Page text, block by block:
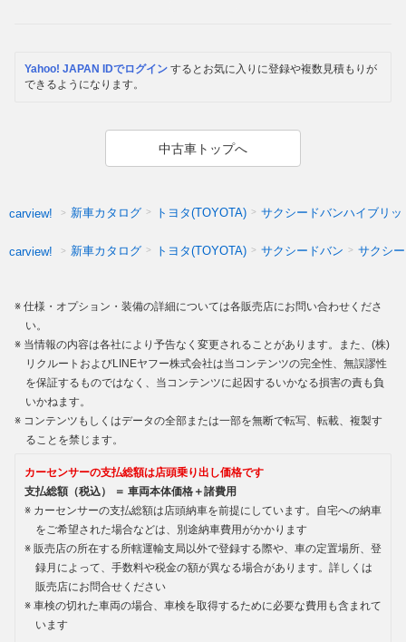
Yahoo! JAPAN IDでログイン するとお気に入りに登録や複数見積もりが
できるようになります。
中古車トップへ
carview! 新車カタログ トヨタ(TOYOTA) サクシードバンハイブリッ
carview! 新車カタログ トヨタ(TOYOTA) サクシードバン サクシ
仕様・オプション・装備の詳細については各販売店にお問い合わせくださ
い。
当情報の内容は各社により予告なく変更されることがあります。また、(株)
リクルートおよびLINEヤフー株式会社は当コンテンツの完全性、無誤謬性
を保証するものではなく、当コンテンツに起因するいかなる損害の責も負
いかねます。
コンテンツもしくはデータの全部または一部を無断で転写、転載、複製す
ることを禁じます。
カーセンサーの支払総額は店頭乗り出し価格です
支払総額（税込） ＝ 車両本体価格＋諸費用
カーセンサーの支払総額は店頭納車を前提にしています。自宅への納車
をご希望された場合などは、別途納車費用がかかります
販売店の所在する所轄運輸支局以外で登録する際や、車の定置場所、登
録月によって、手数料や税金の額が異なる場合があります。詳しくは
販売店にお問合せください
車検の切れた車両の場合、車検を取得するために必要な費用も含まれて
います